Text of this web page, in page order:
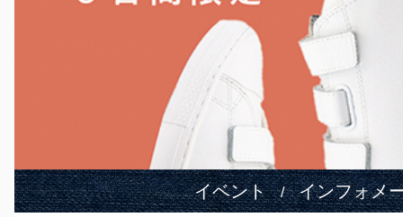
イベント / インフォメ